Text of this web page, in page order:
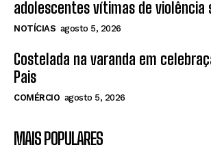
adolescentes vítimas de violência
NOTÍCIAS agosto 5, 2026
Costelada na varanda em
Pais
COMÉRCIO agosto 5, 2026
MAIS POPULARES